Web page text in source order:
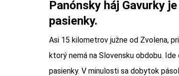
Panónsky háj Gavurky
pasienky.
Asi 15 kilometrov južne od Zvolena,
ktorý nemá na Slovensku obdobu.
pasienky. V minulosti sa dobytok